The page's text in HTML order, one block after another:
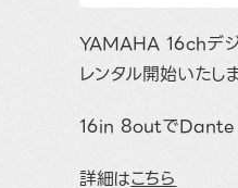
YAMAHA 16chデジ
レンタル開始いたし
16in 8outでDante I/
詳細はこちら